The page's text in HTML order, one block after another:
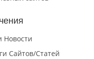
Новости
Сайтов/Статей